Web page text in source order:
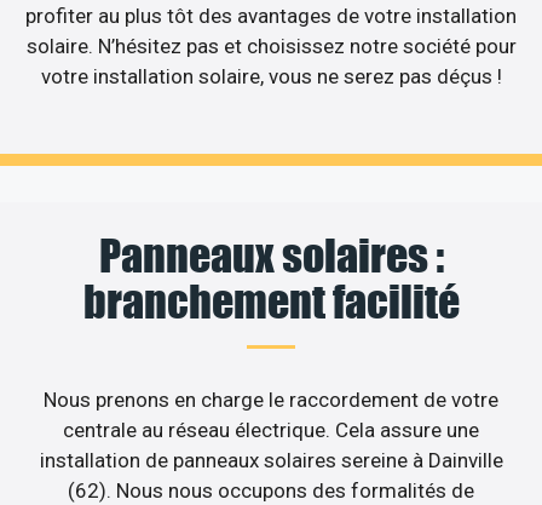
profiter au plus tôt des avantages de votre installation
solaire. N’hésitez pas et choisissez notre société pour
votre installation solaire, vous ne serez pas déçus !
Panneaux solaires :
branchement facilité
Nous prenons en charge le raccordement de votre
centrale au réseau électrique. Cela assure une
installation de panneaux solaires sereine à Dainville
(62). Nous nous occupons des formalités de